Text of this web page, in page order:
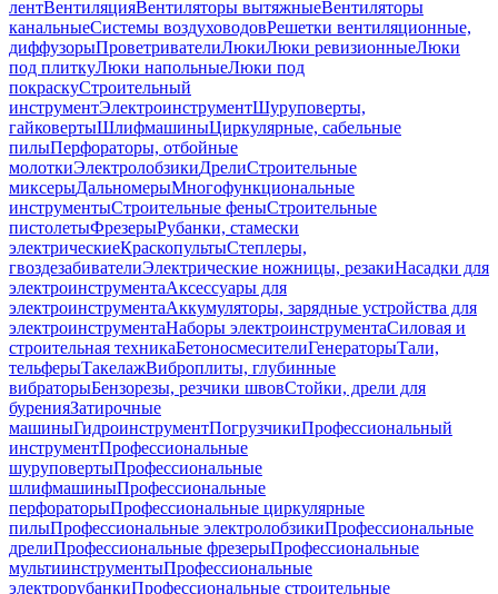
лентВентиляцияВентиляторы вытяжныеВентиляторы
канальныеСистемы воздуховодовРешетки вентиляционные,
диффузорыПроветривателиЛюкиЛюки ревизионныеЛюки
под плиткуЛюки напольныеЛюки под
покраскуСтроительный
инструментЭлектроинструментШуруповерты,
гайковертыШлифмашиныЦиркулярные, сабельные
пилыПерфораторы, отбойные
молоткиЭлектролобзикиДрелиСтроительные
миксерыДальномерыМногофункциональные
инструментыСтроительные феныСтроительные
пистолетыФрезерыРубанки, стамески
электрическиеКраскопультыСтеплеры,
гвоздезабивателиЭлектрические ножницы, резакиНасадки для
электроинструментаАксессуары для
электроинструментаАккумуляторы, зарядные устройства для
электроинструментаНаборы электроинструментаСиловая и
строительная техникаБетоносмесителиГенераторыТали,
тельферыТакелажВиброплиты, глубинные
вибраторыБензорезы, резчики швовСтойки, дрели для
буренияЗатирочные
машиныГидроинструментПогрузчикиПрофессиональный
инструментПрофессиональные
шуруповертыПрофессиональные
шлифмашиныПрофессиональные
перфораторыПрофессиональные циркулярные
пилыПрофессиональные электролобзикиПрофессиональные
дрелиПрофессиональные фрезерыПрофессиональные
мультиинструментыПрофессиональные
электрорубанкиПрофессиональные строительные